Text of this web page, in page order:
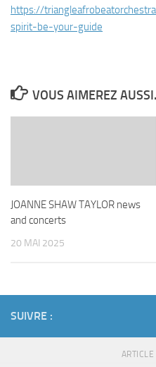
https://
spirit-be-your-guide
VOUS AIMEREZ
JOANNE SHAW TAYLOR news
and concerts
20 MAI 2025
SUIVRE :